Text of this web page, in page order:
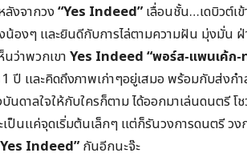
ลังจากวง“Yes Indeed” เลื่อนชั้น…เดบิวต์เ
น้องๆ และยินดีกับการไล่ตามความฝัน มุ่งมั่น
ว่าพวกเขาYes Indeed “พอร์ส-แพนเค้ก-
ปี และคิดถึงภาพเก่าๆอยู่เสมอ พร้อมกับส่งก
นดาลใจให้กับใครก็ตาม ได้ออกมาเล่นดนตรี โ
เป็นแค่จุดเริ่มต้นเล็กๆ แต่ก็รันวงการดนตรี ว
Yes Indeed” กันอีกนะจ๊ะ